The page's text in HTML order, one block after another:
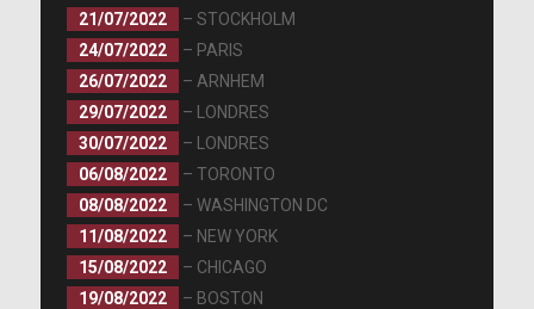
21/07/2022
– STOCKHOLM
24/07/2022
– PARIS
26/07/2022
– ARNHEM
29/07/2022
– LONDRES
30/07/2022
– LONDRES
06/08/2022
– TORONTO
08/08/2022
– WASHINGTON DC
11/08/2022
– NEW YORK
15/08/2022
– CHICAGO
19/08/2022
– BOSTON